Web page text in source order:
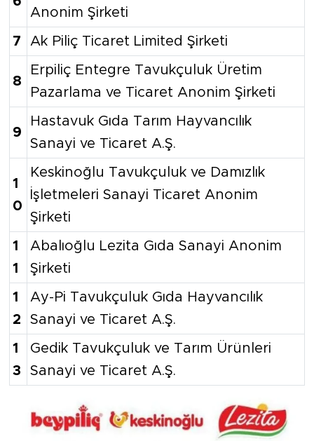
Anonim Şirketi
7 Ak Piliç Ticaret Limited Şirketi
8
Erpiliç Entegre Tavukçuluk Üretim
Pazarlama ve Ticaret Anonim Şirketi
9
Hastavuk Gıda Tarım Hayvancılık
Sanayi ve Ticaret A.Ş.
1
0
Keskinoğlu Tavukçuluk ve Damızlık
İşletmeleri Sanayi Ticaret Anonim
Şirketi
1
1
Abalıoğlu Lezita Gıda Sanayi Anonim
Şirketi
1
2
Ay-Pi Tavukçuluk Gıda Hayvancılık
Sanayi ve Ticaret A.Ş.
1
3
Gedik Tavukçuluk ve Tarım Ürünleri
Sanayi ve Ticaret A.Ş.